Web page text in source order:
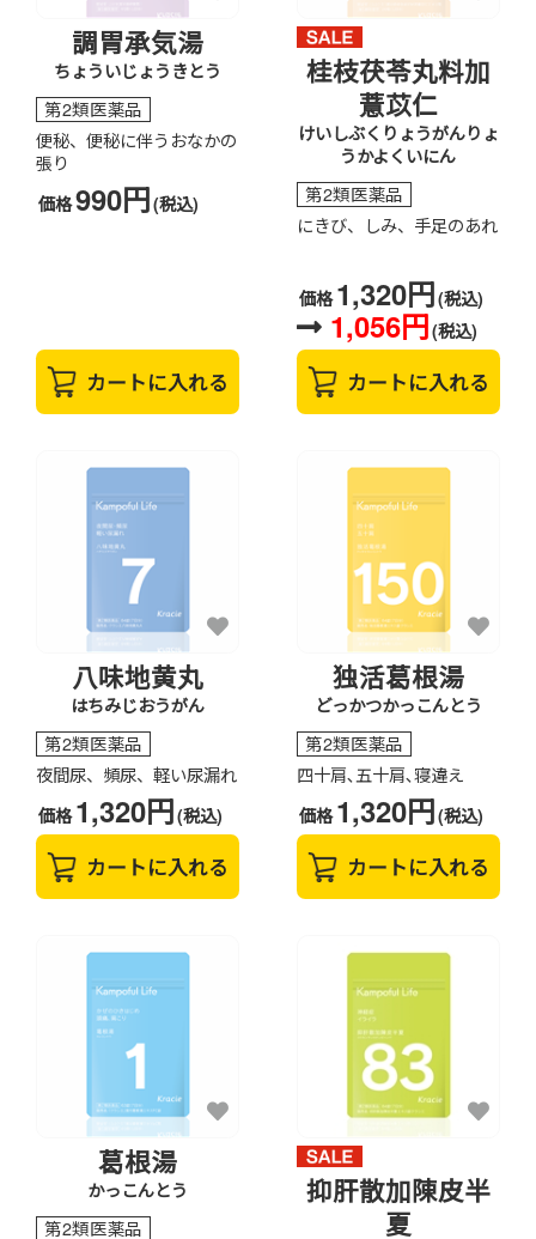
調胃承気湯
ちょういじょうきとう
第2類医薬品
便秘、便秘に伴うおなかの
張り
価格990円(税込)
カートに入れる
桂枝茯苓丸料加
薏苡仁
けいしぶくりょうがんりょ
うかよくいにん
第2類医薬品
にきび、しみ、手足のあれ
価格1,320円(税込)
1,056円(税込)
カートに入れる
八味地黄丸
はちみじおうがん
第2類医薬品
夜間尿、頻尿、軽い尿漏れ
価格1,320円(税込)
カートに入れる
独活葛根湯
どっかつかっこんとう
第2類医薬品
四十肩､五十肩､寝違え
価格1,320円(税込)
カートに入れる
葛根湯
かっこんとう
第2類医薬品
抑肝散加陳皮半
夏